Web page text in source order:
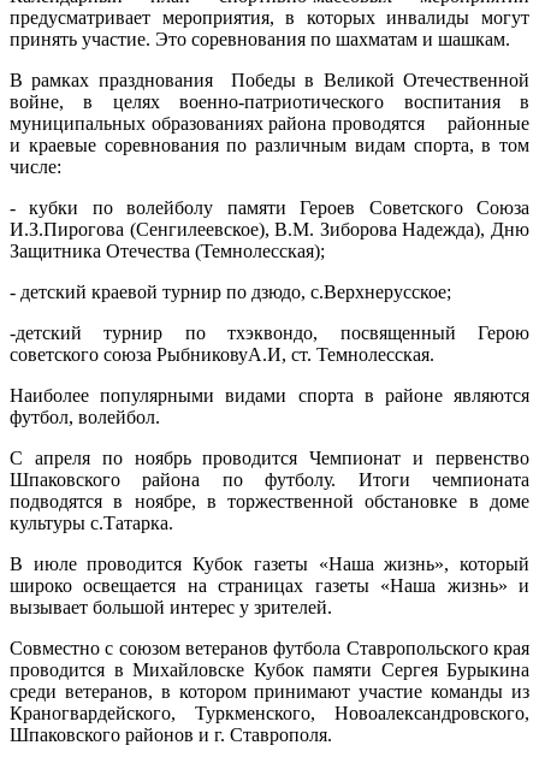
предусматривает мероприятия, в которых инвалиды могут
принять участие. Это соревнования по шахматам и шашкам.
В рамках празднования Победы в Великой Отечественной
войне, в целях военно-патриотического воспитания в
муниципальных образованиях района проводятся районные
и краевые соревнования по различным видам спорта, в том
числе:
- кубки по волейболу памяти Героев Советского Союза
И.З.Пирогова (Сенгилеевское), В.М. Зиборова Надежда), Дню
Защитника Отечества (Темнолесская);
- детский краевой турнир по дзюдо, с.Верхнерусское;
-детский турнир по тхэквондо, посвященный Герою
советского союза РыбниковуА.И, ст. Темнолесская.
Наиболее популярными видами спорта в районе являются
футбол, волейбол.
С апреля по ноябрь проводится Чемпионат и первенство
Шпаковского района по футболу. Итоги чемпионата
подводятся в ноябре, в торжественной обстановке в доме
культуры с.Татарка.
В июле проводится Кубок газеты «Наша жизнь», который
широко освещается на страницах газеты «Наша жизнь» и
вызывает большой интерес у зрителей.
Совместно с союзом ветеранов футбола Ставропольского края
проводится в Михайловске Кубок памяти Сергея Бурыкина
среди ветеранов, в котором принимают участие команды из
Краногвардейского, Туркменского, Новоалександровского,
Шпаковского районов и г. Ставрополя.